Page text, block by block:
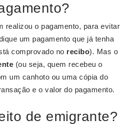
realizou o pagamento, para evitar
um pagamento que já tenha
comprovado no recibo). Mas o
(ou seja, quem recebeu o
um canhoto ou uma cópia do
e o valor do pagamento.
de emigrante?